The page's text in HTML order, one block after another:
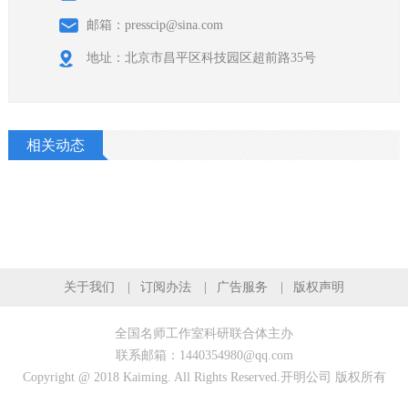
邮箱：presscip@sina.com
地址：北京市昌平区科技园区超前路35号
相关动态
关于我们 订阅办法 广告服务 版权声明
全国名师工作室科研联合体主办
联系邮箱：1440354980@qq.com
Copyright @ 2018 Kaiming. All Rights Reserved.开明公司 版权所有